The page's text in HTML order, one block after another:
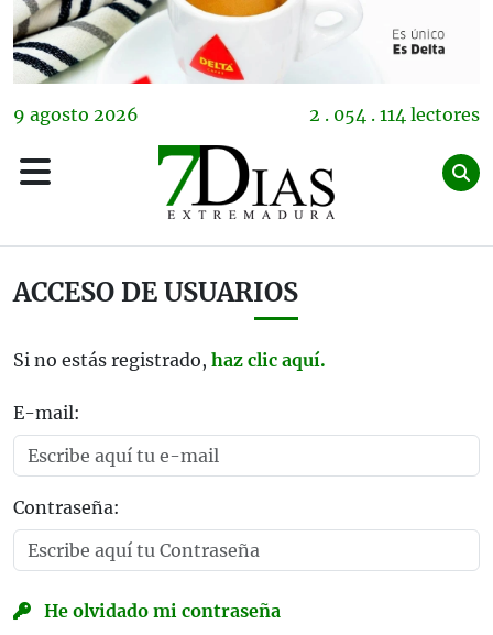
9 agosto 2026 2 . 054 . 114 lectores
ACCESO DE USUARIOS
Si no estás registrado, haz clic aquí.
E-mail:
Contraseña:
He olvidado mi contraseña